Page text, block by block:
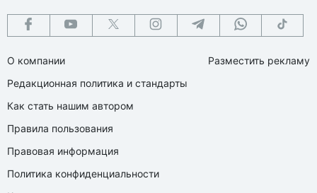
О компании
Редакционная политика и стандарты
Как стать нашим автором
Правила пользования
Правовая информация
Политика конфиденциальности
Разместить рекламу